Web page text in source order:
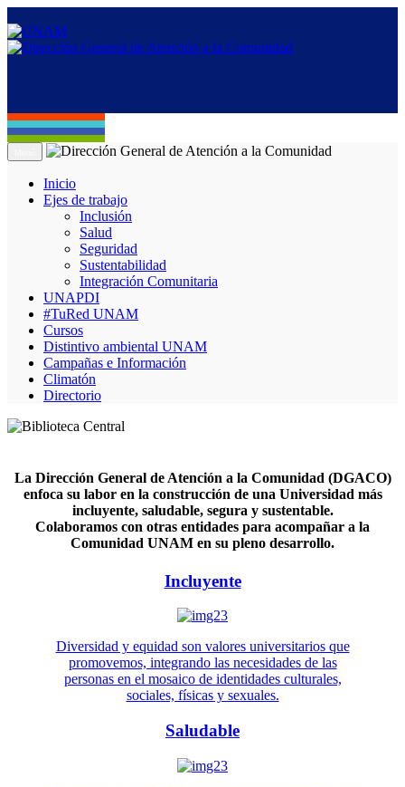
Inicio
Ejes de trabajo
Inclusión
Salud
Seguridad
Sustentabilidad
Integración Comunitaria
UNAPDI
#TuRed UNAM
Cursos
Distintivo ambiental UNAM
Campañas e Información
Climatón
Directorio
La Dirección General de Atención a la Comunidad (DGACO)
enfoca su labor en la construcción de una Universidad más
incluyente, saludable, segura y sustentable.
Colaboramos con otras entidades para acompañar a la
Comunidad UNAM en su pleno desarrollo.
Incluyente
Diversidad y equidad son valores universitarios que
promovemos, integrando las necesidades de las
personas en el mosaico de identidades culturales,
sociales, físicas y sexuales.
Saludable